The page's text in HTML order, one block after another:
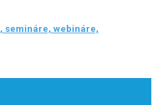
semináre, webináre,